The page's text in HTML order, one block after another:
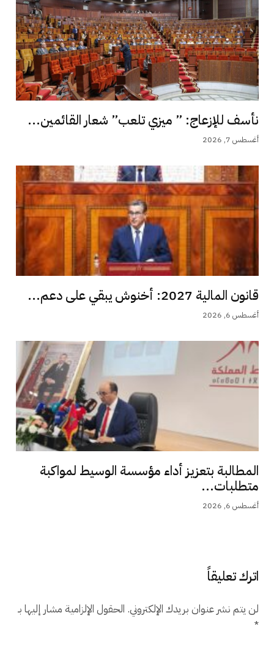
نأسف للإزعاج: ” ميزي تلعب” شعار القائمين...
أغسطس 7, 2026
قانون المالية 2027: أخنوش يبقي على دعم...
أغسطس 6, 2026
المطالبة بتعزيز أداء مؤسسة الوسيط لمواكبة
متطلبات...
أغسطس 6, 2026
اترك تعليقاً
لن يتم نشر عنوان بريدك الإلكتروني. الحقول الإلزامية مشار إليها بـ
*